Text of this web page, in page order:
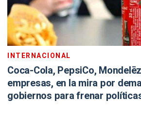
INTERNACIONAL
Coca-Cola, PepsiCo,
empresas, en la mira por
gobiernos para frenar